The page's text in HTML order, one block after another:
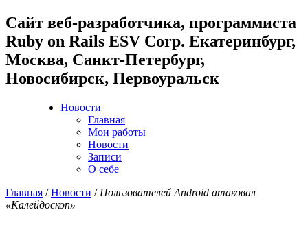
Cайт веб-разработчика, программиста
Ruby on Rails ESV Corp. Екатеринбург,
Москва, Санкт-Петербург,
Новосибирск, Первоуральск
Новости
Главная
Мои работы
Новости
Записи
О себе
Главная /Новости / Пользователей Android атаковал
«Калейдоскоп»